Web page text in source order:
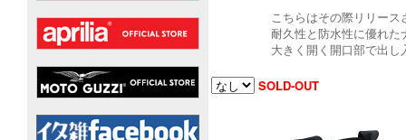
こちらはその際リリー
耐久性と防水性に優れ
大きく開く開口部で出
SOLD-OUT